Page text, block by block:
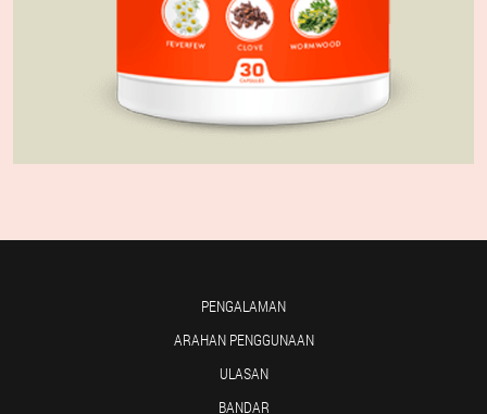
PENGALAMAN
ARAHAN PENGGUNAAN
ULASAN
BANDAR